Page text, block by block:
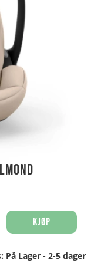
Kjøp
På Lager - 2-5 dager